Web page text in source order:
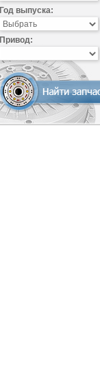
Год выпуска:
Привод: